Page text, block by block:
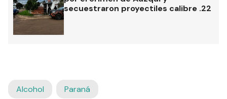
secuestraron proyectiles calibre .22
Alcohol Paraná